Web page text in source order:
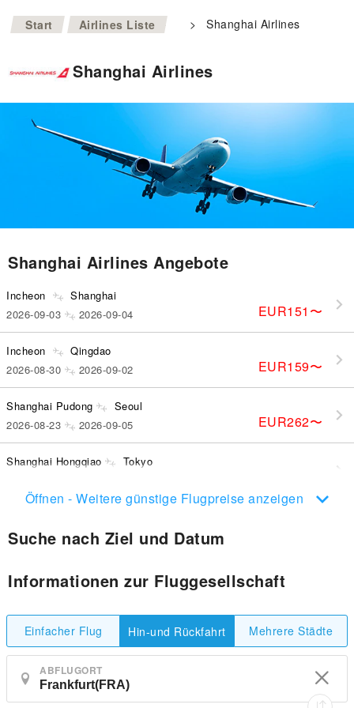
Start >
Airlines Liste > Shanghai Airlines
Shanghai Airlines
Shanghai Airlines Angebote
Incheon Shanghai
EUR151 〜
2026-09-03 2026-09-04
Incheon Qingdao
EUR159〜
2026-08-30 2026-09-02
Shanghai Pudong Seoul
EUR262〜
2026-08-23 2026-09-05
Shanghai Hongqiao Tokyo
Öffnen - Weitere günstige Flugpreise anzeigen
Suche nach Ziel und Datum
Informationen zur Fluggesellschaft
Einfacher Flug Hin-und Rückfahrt Mehrere Städte
ABFLUGORT